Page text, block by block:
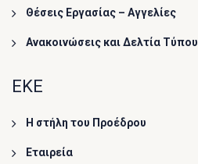
Θέσεις Εργασίας – Αγγελίες
Ανακοινώσεις και Δελτία Τύπου
ΕΚΕ
Η στήλη του Προέδρου
Εταιρεία